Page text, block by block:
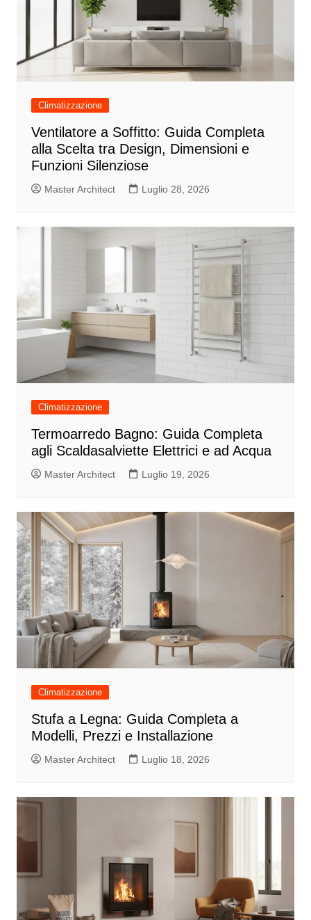
Climatizzazione
Ventilatore a Soffitto: Guida Completa
alla Scelta tra Design, Dimensioni e
Funzioni Silenziose
Master Architect Luglio 28, 2026
Climatizzazione
Termoarredo Bagno: Guida Completa
agli Scaldasalviette Elettrici e ad Acqua
Master Architect Luglio 19, 2026
Climatizzazione
Stufa a Legna: Guida Completa a
Modelli, Prezzi e Installazione
Master Architect Luglio 18, 2026